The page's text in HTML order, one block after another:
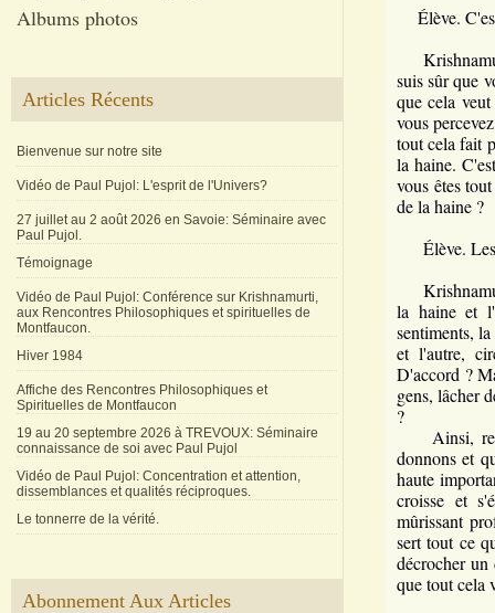
Albums photos
Articles Récents
Bienvenue sur notre site
Vidéo de Paul Pujol: L'esprit de l'Univers?
27 juillet au 2 août 2026 en Savoie: Séminaire avec
Paul Pujol.
Témoignage
Vidéo de Paul Pujol: Conférence sur Krishnamurti,
aux Rencontres Philosophiques et spirituelles de
Montfaucon.
Hiver 1984
Affiche des Rencontres Philosophiques et
Spirituelles de Montfaucon
19 au 20 septembre 2026 à TREVOUX: Séminaire
connaissance de soi avec Paul Pujol
Vidéo de Paul Pujol: Concentration et attention,
dissemblances et qualités réciproques.
Le tonnerre de la vérité.
Abonnement Aux Articles
Élève.
suis sûr que
que cela
vous
tout cela fait
la haine.
vous êtes
de la haine ?
Élève. Les
la haine et
sentiments,
et l'autre,
D'accord ?
gens, lâcher
?
Ainsi,
donnons et
haute
croisse et
mûrissant
sert tout ce
décrocher
que tout cela